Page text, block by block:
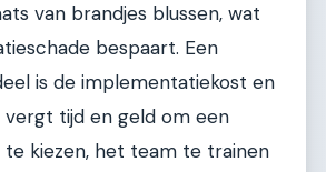
van brandjes blussen, wat
bespaart. Een
is de implementatiekost en
vergt tijd en geld om een
kiezen, het team te trainen